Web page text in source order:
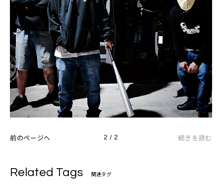
前のページへ 2 / 2 続きを読む
Related Tags 関連タグ